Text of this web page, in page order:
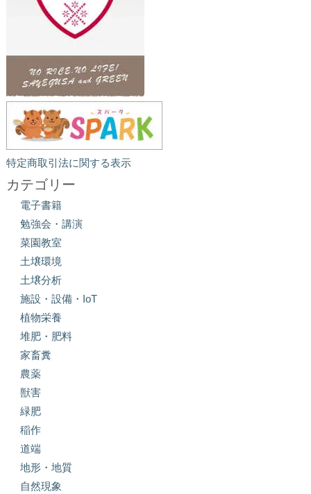
特定商取引法に関する表示
カテゴリー
電子書籍
勉強会・講演
菜園教室
土壌環境
土壌分析
施設・設備・IoT
植物栄養
堆肥・肥料
家畜糞
農薬
獣害
緑肥
稲作
道端
地形・地質
自然現象